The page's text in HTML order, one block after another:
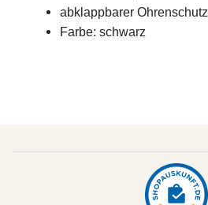
abklappbarer Ohrenschutz
Farbe: schwarz